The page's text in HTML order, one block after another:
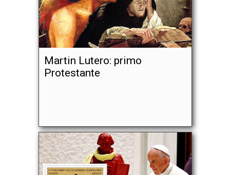
Martin Lutero: primo
Protestante